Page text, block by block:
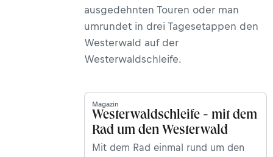
ausgedehnten Touren oder man
umrundet in drei Tagesetappen den
Westerwald auf der
Westerwaldschleife.
Magazin
Westerwaldschleife - mit dem
Rad um den Westerwald
Mit dem Rad einmal rund um den